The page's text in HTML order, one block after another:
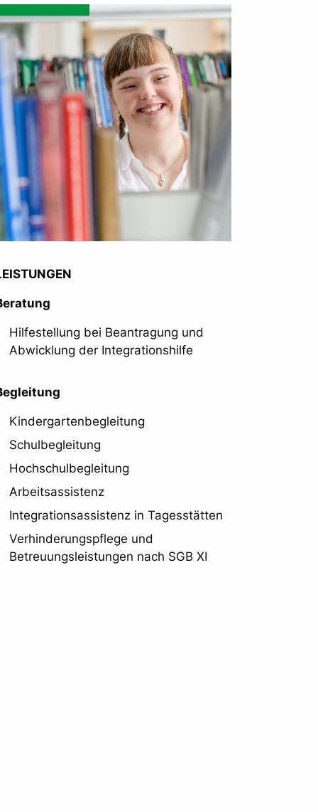
Hilfestellung bei Beantragung und
Abwicklung der Integrationshilfe
Kindergartenbegleitung
Schulbegleitung
Hochschulbegleitung
Arbeitsassistenz
Integrationsassistenz in Tagesstätten
Verhinderungspflege und
Betreuungsleistungen nach SGB XI